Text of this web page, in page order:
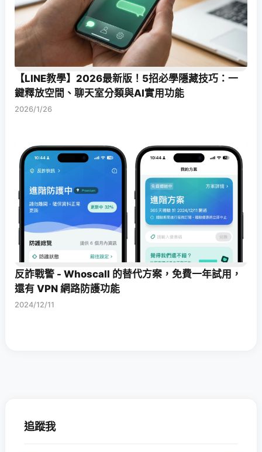
【LINE教學】2026最新版！5招必學隱藏技巧：一
鍵釋放空間、聊天室分類與AI實用功能
2026/1/26
反詐戰警 - Whoscall 的替代方案，免費一年試用，
還有 VPN 網路防護功能
2024/12/11
追蹤我